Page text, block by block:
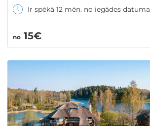
Ir spēkā 12 mēn. no iegādes datuma
no 15€